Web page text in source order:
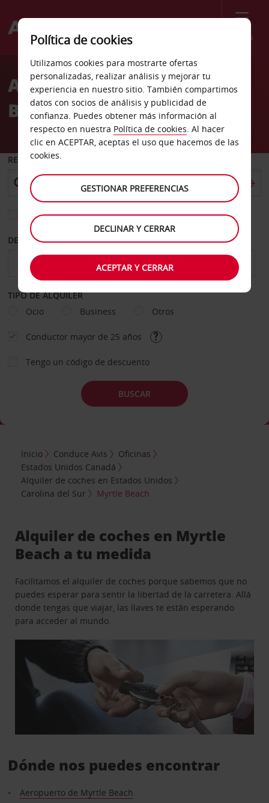
Menú
Welcome
AvisAlquiler de coches Myrtle
Beach
RECOGER EN
Elegir otra oficina de devolución
DESDE HASTA
TIPO DE ALQUILER
Ocio
Business Otros
Conductor mayor de 25 años
Tengo un código de descuento
BUSCAR
Inicio Conduce Avis
Oficinas
Estados Unidos Canadá
Alquiler de coches en Estados Unidos
Carolina del Sur
Myrtle Beach
Alquiler de coches en Myrtle
Beach a tu medida
Facilitamos el alquiler de coches porque sabemos que no
puedes esperar para sentir la libertad de la carretera. Allá
donde tengas que viajar, las llaves te están esperando
para acceder al mundo.
Dónde nos puedes encontrar
Aeropuerto de Myrtle Beach
Política de cookies
Utilizamos cookies para mostrarte ofertas
personalizadas, realizar análisis y mejorar tu
experiencia en nuestro sitio. También compartimos
datos con socios de análisis y publicidad de
confianza. Puedes obtener más información al
respecto en nuestra Política de cookies. Al hacer
clic en ACEPTAR, aceptas el uso que hacemos de las
cookies.
GESTIONAR PREFERENCIAS
DECLINAR Y CERRAR
ACEPTAR Y CERRAR